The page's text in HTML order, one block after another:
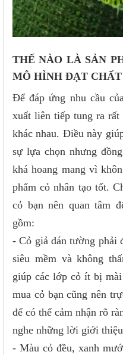
THẾ NÀO LÀ SẢN
MÔ HÌNH ĐẠT CHẤT
Để đáp ứng nhu cầu
xuất liên tiếp tung ra
khác nhau. Điều này
sự lựa chọn nhưng
khá hoang mang vì
phẩm cỏ nhân tạo tốt.
cỏ bạn nên quan tâm
gồm:
- Cỏ giả dán tường phải
siêu mềm và không
giúp các lớp cỏ ít bị
mua cỏ bạn cũng nên
để có thể cảm nhận rõ
nghe những lời giới
- Màu cỏ đều, xanh